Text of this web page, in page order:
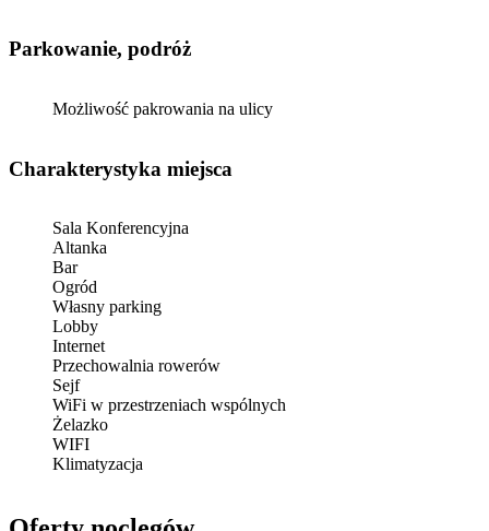
Parkowanie, podróż
Możliwość pakrowania na ulicy
Charakterystyka miejsca
Sala Konferencyjna
Altanka
Bar
Ogród
Własny parking
Lobby
Internet
Przechowalnia rowerów
Sejf
WiFi w przestrzeniach wspólnych
Żelazko
WIFI
Klimatyzacja